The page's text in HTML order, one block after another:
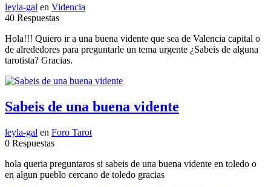
leyla-gal en Videncia
40 Respuestas
Hola!!! Quiero ir a una buena vidente que sea de Valencia capital o
de alrededores para preguntarle un tema urgente ¿Sabeis de alguna
tarotista? Gracias.
Sabeis de una buena vidente
leyla-gal en Foro Tarot
0 Respuestas
hola queria preguntaros si sabeis de una buena vidente en toledo o
en algun pueblo cercano de toledo gracias